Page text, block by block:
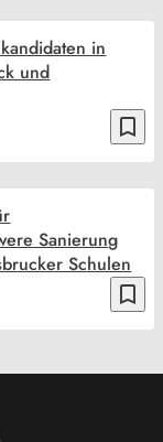
bookmark_border
in
und
bookmark_border
Sanierung
Schulen